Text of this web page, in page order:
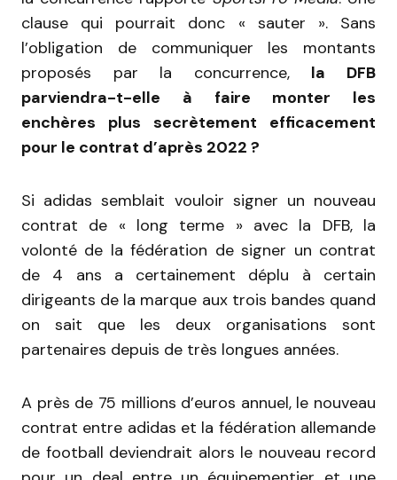
clause qui pourrait donc « sauter ». Sans
l’obligation de communiquer les montants
proposés par la concurrence, la DFB
parviendra-t-elle à faire monter les
enchères plus secrètement efficacement
pour le contrat d’après 2022 ?
Si adidas semblait vouloir signer un nouveau
contrat de « long terme » avec la DFB, la
volonté de la fédération de signer un contrat
de 4 ans a certainement déplu à certain
dirigeants de la marque aux trois bandes quand
on sait que les deux organisations sont
partenaires depuis de très longues années.
A près de 75 millions d’euros annuel, le nouveau
contrat entre adidas et la fédération allemande
de football deviendrait alors le nouveau record